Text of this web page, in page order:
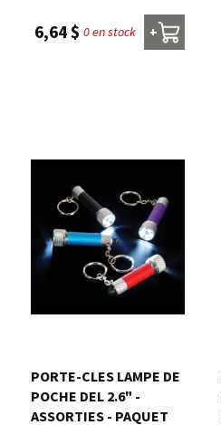
6,64 $ 0 en stock +
PORTE-CLES LAMPE DE
POCHE DEL 2.6" -
ASSORTIES - PAQUET